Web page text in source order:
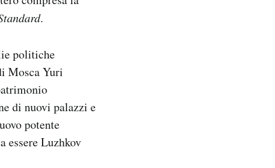
.
politiche
Mosca Yuri
di nuovi palazzi e
potente
essere Luzhkov